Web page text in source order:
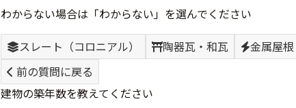
わからない場合は「わからない」を選んでください
スレート（コロニアル）
陶器瓦・和瓦 金属屋根
前の質問に戻る
建物の築年数を教えてください